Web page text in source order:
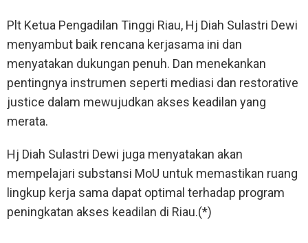
Plt Ketua Pengadilan Tinggi Riau, Hj Diah Sulastri Dewi
menyambut baik rencana kerjasama ini dan
menyatakan dukungan penuh. Dan menekankan
pentingnya instrumen seperti mediasi dan restorative
justice dalam mewujudkan akses keadilan yang
merata.
Hj Diah Sulastri Dewi juga menyatakan akan
mempelajari substansi MoU untuk memastikan ruang
lingkup kerja sama dapat optimal terhadap program
peningkatan akses keadilan di Riau.(*)